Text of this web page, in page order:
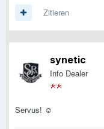
Zitieren
synetic
Info Dealer
Servus! ☺️